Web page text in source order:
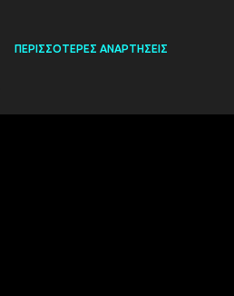
ΠΕΡΙΣΣΌΤΕΡΕΣ ΑΝΑΡΤΉΣΕΙΣ